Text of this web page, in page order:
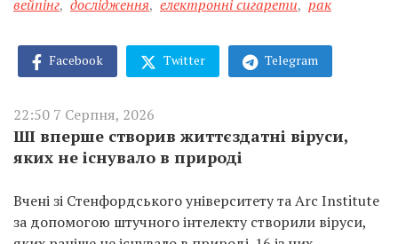
вейпінг, дослідження, електронні сигарети, рак
Facebook Twitter Telegram
22:50 7 Серпня, 2026
ШІ вперше створив життєздатні віруси,
яких не існувало в природі
Вчені зі Стенфордського університету та Arc Institute
за допомогою штучного інтелекту створили віруси,